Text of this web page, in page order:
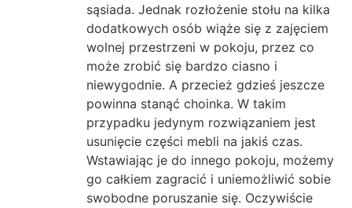
sąsiada. Jednak rozłożenie stołu na kilka
dodatkowych osób wiąże się z zajęciem
wolnej przestrzeni w pokoju, przez co
może zrobić się bardzo ciasno i
niewygodnie. A przecież gdzieś jeszcze
powinna stanąć choinka. W takim
przypadku jedynym rozwiązaniem jest
usunięcie części mebli na jakiś czas.
Wstawiając je do innego pokoju, możemy
go całkiem zagracić i uniemożliwić sobie
swobodne poruszanie się. Oczywiście